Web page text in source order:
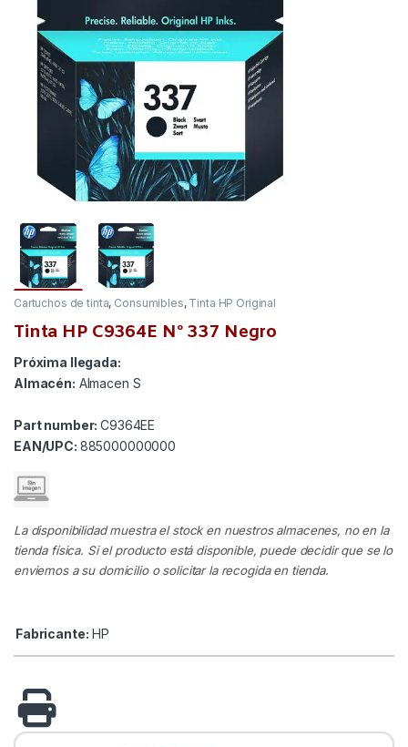
Cartuchos de tinta, Consumibles, Tinta HP Original
Tinta HP C9364E Nº 337 Negro
Próxima llegada:
Almacén: Almacen S
Part number:C9364EE
EAN/UPC: 885000000000
La disponibilidad muestra el stock en nuestros almacenes, no en la
tienda física. Si el producto está disponible, puede decidir que se lo
enviemos a su domicilio o solicitar la recogida en tienda.
Fabricante: HP